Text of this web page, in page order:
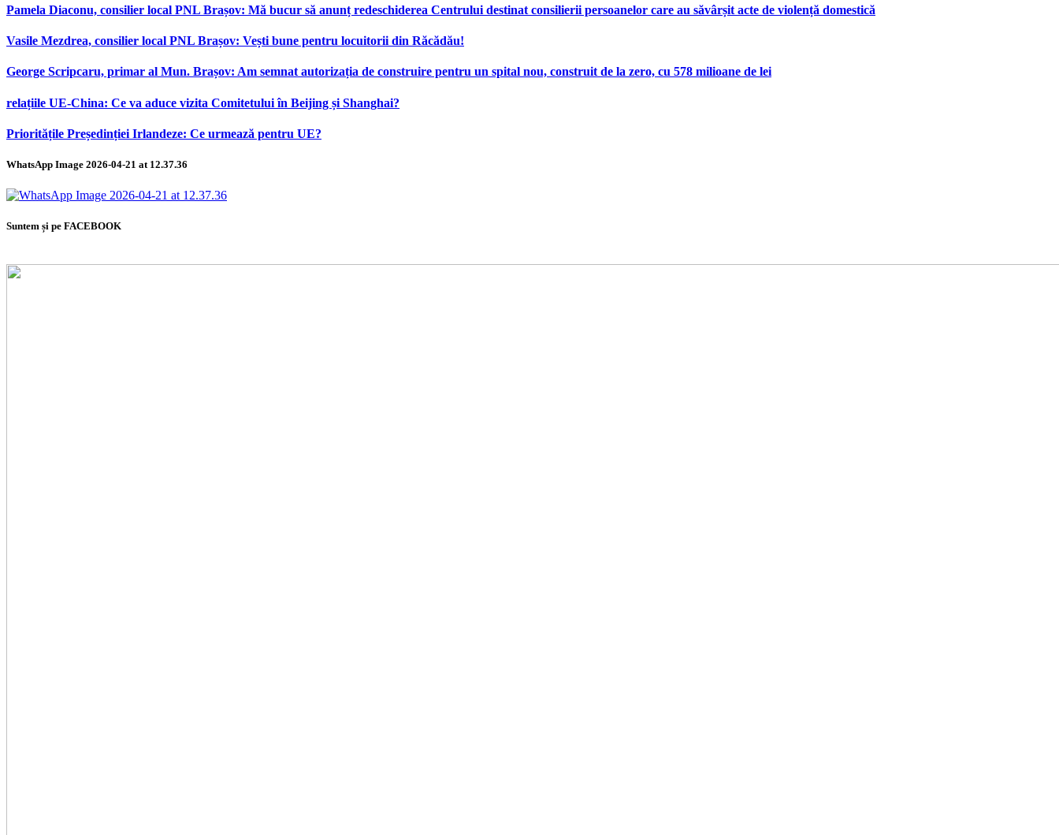
Pamela Diaconu, consilier local PNL Brașov: Mă bucur să anunț redeschiderea Centrului destinat consilierii persoanelor care au săvârșit acte de violență domestică
Vasile Mezdrea, consilier local PNL Brașov: Vești bune pentru locuitorii din Răcădău!
George Scripcaru, primar al Mun. Brașov: Am semnat autorizația de construire pentru un spital nou, construit de la zero, cu 578 milioane de lei
relațiile UE-China: Ce va aduce vizita Comitetului în Beijing și Shanghai?
Prioritățile Președinției Irlandeze: Ce urmează pentru UE?
WhatsApp Image 2026-04-21 at 12.37.36
Suntem și pe FACEBOOK